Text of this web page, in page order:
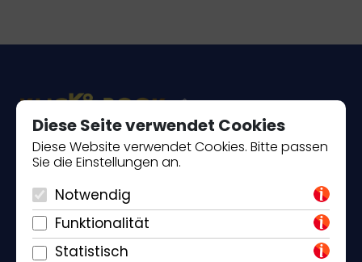
Diese Seite verwendet Cookies
Diese Website verwendet Cookies. Bitte passen
Sie die Einstellungen an.
Notwendig
Funktionalität
Statistisch
Piantade 41, 52440 Poreč
+385 98 184 4015
info@klickandbook.com